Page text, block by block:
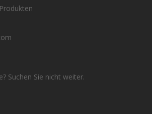
Suchen Sie nicht weiter.